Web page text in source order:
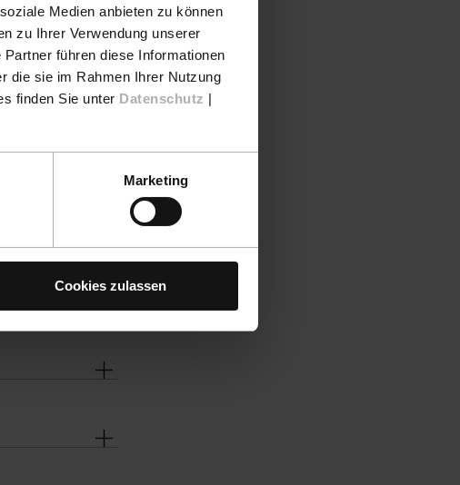
Medien anbieten zu können
zu Ihrer Verwendung unserer
führen diese Informationen
die sie im Rahmen Ihrer Nutzung
finden Sie unter Datenschutz |
Marketing
Cookies zulassen